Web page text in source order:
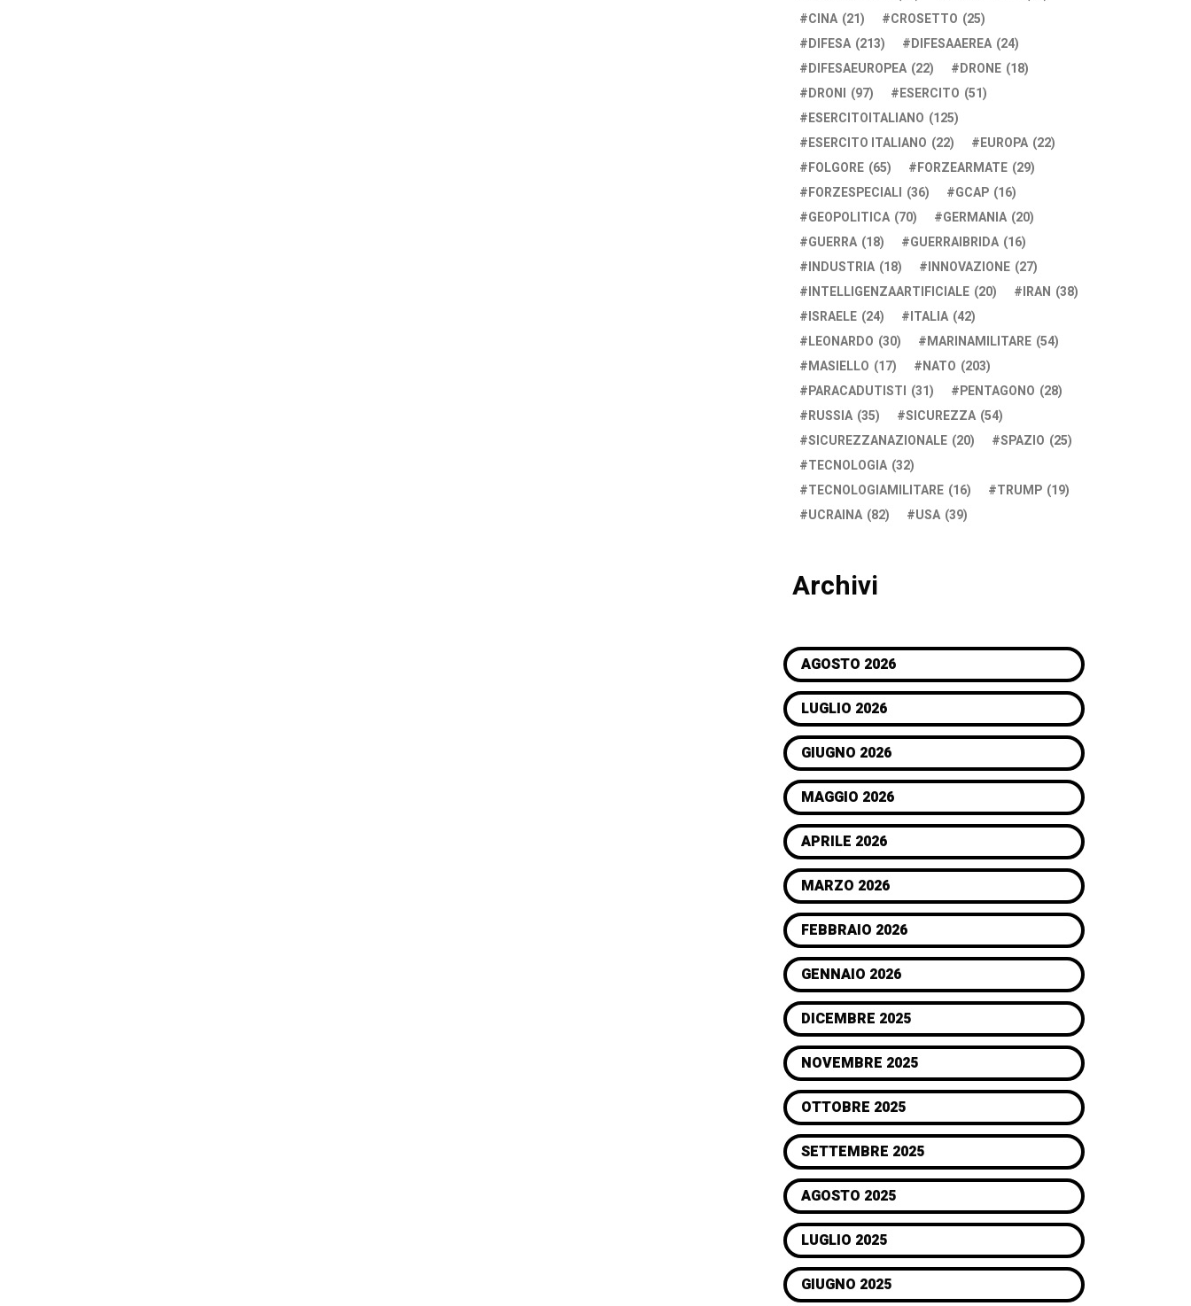
CINA (21) CROSETTO (25)
DIFESA (213) DIFESAAEREA (24)
DIFESAEUROPEA (22) DRONE (18)
DRONI (97) ESERCITO (51)
ESERCITOITALIANO (125)
ESERCITO ITALIANO (22) EUROPA (22)
FOLGORE (65) FORZEARMATE (29)
FORZESPECIALI (36) GCAP (16)
GEOPOLITICA (70) GERMANIA (20)
GUERRA (18) GUERRAIBRIDA (16)
INDUSTRIA (18) INNOVAZIONE (27)
INTELLIGENZAARTIFICIALE (20) IRAN (38)
ISRAELE (24) ITALIA (42)
LEONARDO (30) MARINAMILITARE (54)
MASIELLO (17) NATO (203)
PARACADUTISTI (31) PENTAGONO (28)
RUSSIA (35) SICUREZZA (54)
SICUREZZANAZIONALE (20) SPAZIO (25)
TECNOLOGIA (32)
TECNOLOGIAMILITARE (16) TRUMP (19)
UCRAINA (82) USA (39)
Archivi
AGOSTO 2026
LUGLIO 2026
GIUGNO 2026
MAGGIO 2026
APRILE 2026
MARZO 2026
FEBBRAIO 2026
GENNAIO 2026
DICEMBRE 2025
NOVEMBRE 2025
OTTOBRE 2025
SETTEMBRE 2025
AGOSTO 2025
LUGLIO 2025
GIUGNO 2025